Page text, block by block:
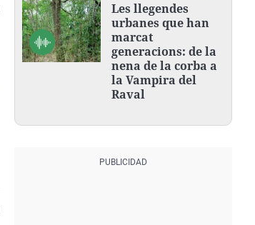
Les llegendes
urbanes que han
marcat
generacions: de la
nena de la corba a
la Vampira del
Raval